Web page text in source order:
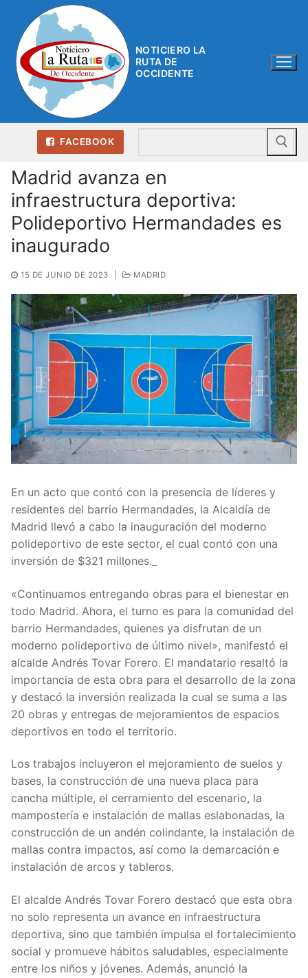
contenido
NOTICIERO LA
RUTA DE
OCCIDENTE
FACEBOOK
Madrid avanza en
infraestructura deportiva:
Polideportivo Hermandades es
inaugurado
15 DE JUNIO DE 2023 MADRID
En un acto que contó con la presencia de líderes y
residentes del barrio Hermandades, la Alcaldía de
Madrid llevó a cabo la inauguración del moderno
polideportivo de este sector, el cual contó con una
inversión de $321 millones._
«Continuamos entregando obras para el bienestar en
todo Madrid. Ahora, el turno es para la comunidad del
barrio Hermandades, quienes ya disfrutan de un
moderno polideportivo de último nivel», manifestó el
alcalde Andrés Tovar Forero. El mandatario resaltó la
importancia de esta obra para el desarrollo de la zona
y destacó la inversión realizada la cual se suma a las
20 obras y entregas de mejoramientos de espacios
deportivos en todo el territorio.
Los trabajos incluyeron el mejoramiento de suelos y
bases, la construcción de una nueva placa para
cancha múltiple, el cerramiento del escenario, la
mampostería e instalación de mallas eslabonadas, la
construcción de un andén colindante, la instalación de
mallas contra impactos, así como la demarcación e
instalación de arcos y tableros.
El alcalde Andrés Tovar Forero destacó que esta obra
no solo representa un avance en infraestructura
deportiva, sino que también impulsa el fortalecimiento
social y promueve hábitos saludables, especialmente
entre los niños y jóvenes. Además, anunció la